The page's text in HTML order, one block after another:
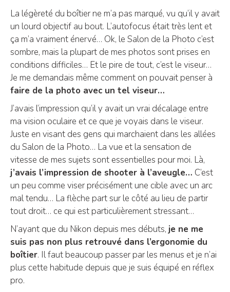
La légèreté du boîtier ne m’a pas marqué, vu qu’il y avait
un lourd objectif au bout. L’autofocus était très lent et
ça m’a vraiment énervé… Ok, le Salon de la Photo c’est
sombre, mais la plupart de mes photos sont prises en
conditions difficiles… Et le pire de tout, c’est le viseur…
Je me demandais même comment on pouvait penser à
faire de la photo avec un tel viseur…
J’avais l’impression qu’il y avait un vrai décalage entre
ma vision oculaire et ce que je voyais dans le viseur.
Juste en visant des gens qui marchaient dans les allées
du Salon de la Photo… La vue et la sensation de
vitesse de mes sujets sont essentielles pour moi. Là,
j’avais l’impression de shooter à l’aveugle… C’est
un peu comme viser précisément une cible avec un arc
mal tendu… La flèche part sur le côté au lieu de partir
tout droit… ce qui est particulièrement stressant…
N’ayant que du Nikon depuis mes débuts, je ne me
suis pas non plus retrouvé dans l’ergonomie du
boîtier. Il faut beaucoup passer par les menus et je n’ai
plus cette habitude depuis que je suis équipé en réflex
pro.